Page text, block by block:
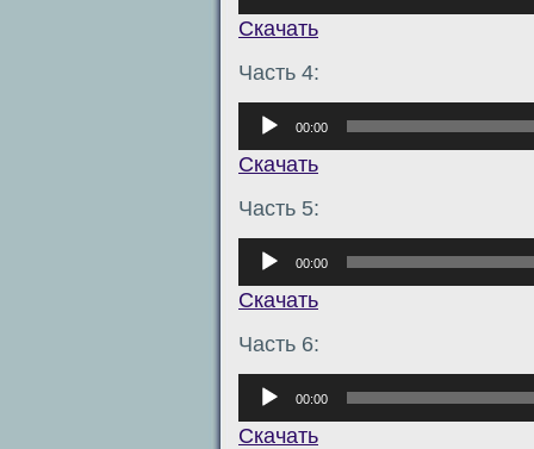
Скачать
Часть 4:
Аудиоплеер
00:00
Скачать
Часть 5:
Аудиоплеер
00:00
Скачать
Часть 6:
Аудиоплеер
00:00
Скачать